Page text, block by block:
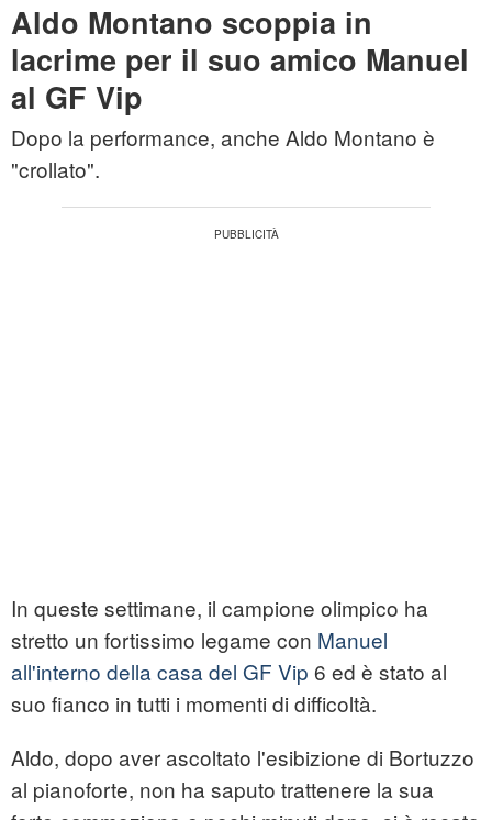
Aldo Montano scoppia in
lacrime per il suo amico Manuel
al GF Vip
Dopo la performance, anche Aldo Montano è
"crollato".
In queste settimane, il campione olimpico ha
stretto un fortissimo legame con Manuel
all'interno della casa del GF Vip 6 ed è stato al
suo fianco in tutti i momenti di difficoltà.
Aldo, dopo aver ascoltato l'esibizione di Bortuzzo
al pianoforte, non ha saputo trattenere la sua